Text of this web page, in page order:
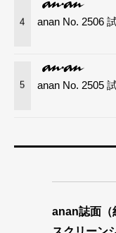
4 anan No. 2506
5 anan No. 2505
anan誌面（